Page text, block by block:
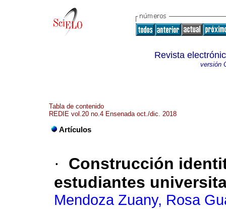
Revista
versión
Tabla de contenido
REDIE vol.20 no.4 Ensenada oct./dic. 2018
Artículos
·
Construcción
estudiantes
Mendoza Zuany, Rosa